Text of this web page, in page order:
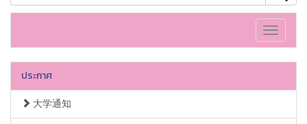
Toggle
ประกาศ
大学通知